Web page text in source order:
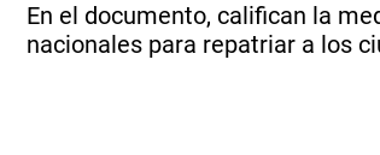
En el documento, califican la
nacionales para repatriar a los